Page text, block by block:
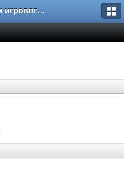
Форум игрового проекта Riverrise